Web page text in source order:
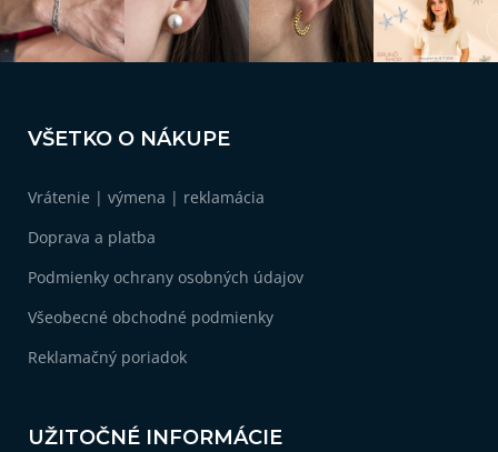
VŠETKO O NÁKUPE
Vrátenie | výmena | reklamácia
Doprava a platba
Podmienky ochrany osobných údajov
Všeobecné obchodné podmienky
Reklamačný poriadok
UŽITOČNÉ INFORMÁCIE